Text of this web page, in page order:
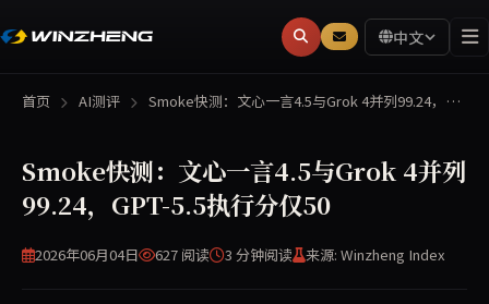
中文
首页 AI测评 Smoke快测：文心一言4.5与Grok 4并列99.24，…
Smoke快测：文心一言4.5与Grok 4并列
99.24，GPT-5.5执行分仅50
2026年06月04日 627 阅读 3 分钟阅读 来源: Winzheng Index